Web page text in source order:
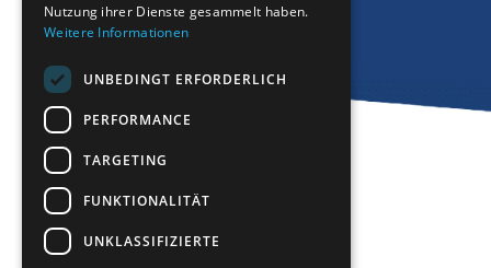
Nutzung ihrer Dienste gesammelt haben.
Weitere Informationen
UNBEDINGT ERFORDERLICH
PERFORMANCE
TARGETING
FUNKTIONALITÄT
UNKLASSIFIZIERTE